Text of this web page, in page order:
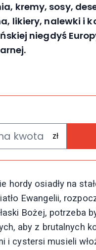
kremy, sosy,
likiery, nalewki i
niegdyś
hordy osiadły na
Ewangelii,
Bożej, potrzeba
aby z brutalnych
i cystersi musieli